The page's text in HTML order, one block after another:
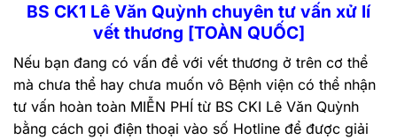
BS CK1 Lê Văn Quỳnh chuyên tư vấn xử lí
vết thương [TOÀN QUỐC]
Nếu bạn đang có vấn đề với vết thương ở trên cơ thể
mà chưa thể hay chưa muốn vô Bệnh viện có thể nhận
tư vấn hoàn toàn MIỄN PHÍ từ BS CKI Lê Văn Quỳnh
bằng cách gọi điện thoại vào số Hotline để được giải